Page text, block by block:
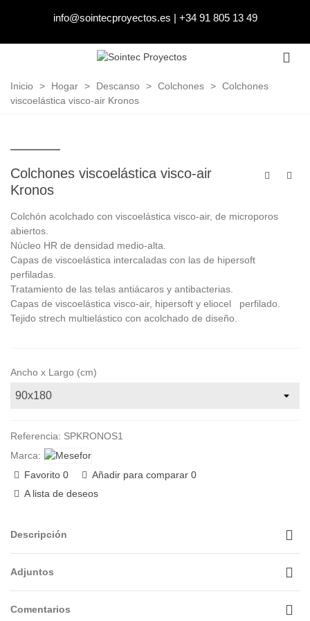
info@sointecproyectos.es | +34 91 805 13 49
Inicio > Hogar > Descanso > Colchones > Colchones
viscoelástica visco-air Kronos
Colchones viscoelástica visco-air
Kronos
Colchón acolchado con viscoelástica visco-air, de microporos
abiertos.
Núcleo HR de densidad medio-alta.
Capas de viscoelástica intercaladas con las de hipersoft
perfiladas.
Tratamiento de las telas antiácaros y antibacterias.
Capas de viscoelástica visco-air, hipersoft y eliocel perfilado.
Tejido strech multielástico con acolchado de diseño.
Ancho x Largo (cm)
Referencia: SPKRONOS1
Marca:
Favorito 0 Añadir para comparar 0
A lista de deseos
Descripción
Adjuntos
Comentarios